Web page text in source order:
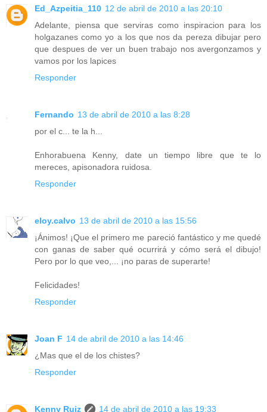
Ed_Azpeitia_110 12 de abril de 2010 a las 20:10
Adelante, piensa que serviras como inspiracion para los
holgazanes como yo a los que nos da pereza dibujar pero
que despues de ver un buen trabajo nos avergonzamos y
vamos por los lapices
Responder
Fernando 13 de abril de 2010 a las 8:28
por el c... te la h...
Enhorabuena Kenny, date un tiempo libre que te lo
mereces, apisonadora ruidosa.
Responder
eloy.calvo 13 de abril de 2010 a las 15:56
¡Ánimos! ¡Que el primero me pareció fantástico y me quedé
con ganas de saber qué ocurrirá y cómo será el dibujo!
Pero por lo que veo,... ¡no paras de superarte!
Felicidades!
Responder
Joan F 14 de abril de 2010 a las 14:46
¿Mas que el de los chistes?
Responder
Kenny Ruiz
14 de abril de 2010 a las 19:33